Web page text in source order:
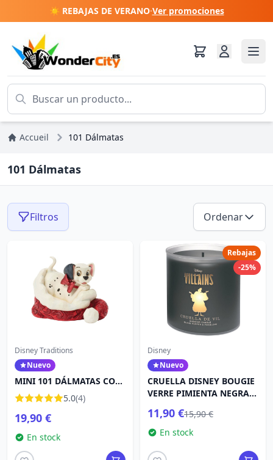
☀️ REBAJAS DE VERANO·Ver promociones
Accueil 101 Dálmatas
101 Dálmatas
Filtros Ordenar
Disney Traditions
Nuevo
MINI 101 DÁLMATAS CON
GORRO DE PAPÁ NOEL -
DISNEY TRADITIONS
5.0(4)
19,90 €
En stock
Rebajas
-25%
Disney
Nuevo
CRUELLA DISNEY BOUGIE
VERRE PIMIENTA NEGRA Y
11,90 €15,90 €
En stock